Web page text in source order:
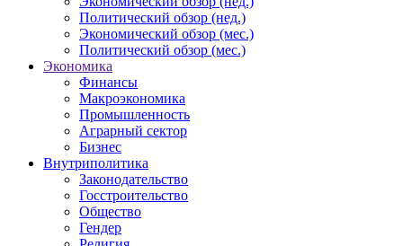
Политический обзор (нед.)
Экономический обзор (мес.)
Политический обзор (мес.)
Экономика
Финансы
Макроэкономика
Промышленность
Аграрный сектор
Бизнес
Внутриполитика
Законодательство
Госстроительство
Общество
Гендер